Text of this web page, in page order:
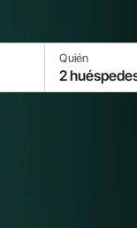
Quién